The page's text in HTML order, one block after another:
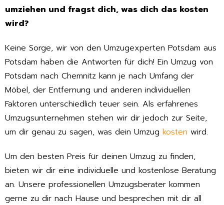
umziehen und fragst dich, was dich das kosten
wird?
Keine Sorge, wir von den Umzugexperten Potsdam aus
Potsdam haben die Antworten für dich! Ein Umzug von
Potsdam nach Chemnitz kann je nach Umfang der
Möbel, der Entfernung und anderen individuellen
Faktoren unterschiedlich teuer sein. Als erfahrenes
Umzugsunternehmen stehen wir dir jedoch zur Seite,
um dir genau zu sagen, was dein Umzug kosten wird.
Um den besten Preis für deinen Umzug zu finden,
bieten wir dir eine individuelle und kostenlose Beratung
an. Unsere professionellen Umzugsberater kommen
gerne zu dir nach Hause und besprechen mit dir all